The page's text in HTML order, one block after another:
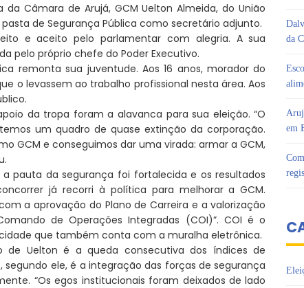
Câmara de Arujá, GCM Uelton Almeida, do União
de Segurança Pública como secretário adjunto.
e aceito pelo parlamentar com alegria. A sua
pelo próprio chefe do Poder Executivo.
remonta sua juventude. Aos 16 anos, morador do
o levassem ao trabalho profissional nesta área. Aos
da tropa foram a alavanca para sua eleição. “O
um quadro de quase extinção da corporação.
GCM e conseguimos dar uma virada: armar a GCM,
pauta da segurança foi fortalecida e os resultados
já recorri à política para melhorar a GCM.
a aprovação do Plano de Carreira e a valorização
de Operações Integradas (COI)”. COI é o
que também conta com a muralha eletrônica.
Uelton é a queda consecutiva dos índices de
segundo ele, é a integração das forças de segurança
“Os egos institucionais foram deixados de lado
da
em